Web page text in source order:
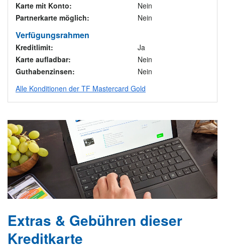
Karte mit Konto:
Nein
Partnerkarte möglich:
Nein
Verfügungsrahmen
Kreditlimit:
Ja
Karte aufladbar:
Nein
Guthabenzinsen:
Nein
Alle Konditionen der TF Mastercard Gold
Extras & Gebühren dieser
Kreditkarte